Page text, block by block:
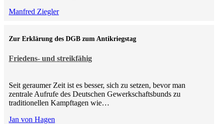
Manfred Ziegler
Friedens- und streikfähig
Zur Erklärung des DGB zum Antikriegstag
Seit geraumer Zeit ist es besser, sich zu setzen, bevor man
zentrale Aufrufe des Deutschen Gewerkschaftsbunds zu
traditionellen Kampftagen wie…
Jan von Hagen